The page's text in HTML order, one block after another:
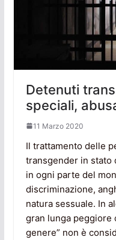
Detenuti
speciali,
11 Marzo 2020
Il trattamento delle
transgender in stato
in ogni parte del
discriminazione,
natura sessuale. In
gran lunga peggiore
genere” non è